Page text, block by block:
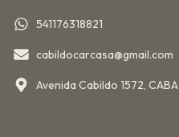
541176318821
cabildocarcasa@gmail.com
Avenida Cabildo 1572, CABA